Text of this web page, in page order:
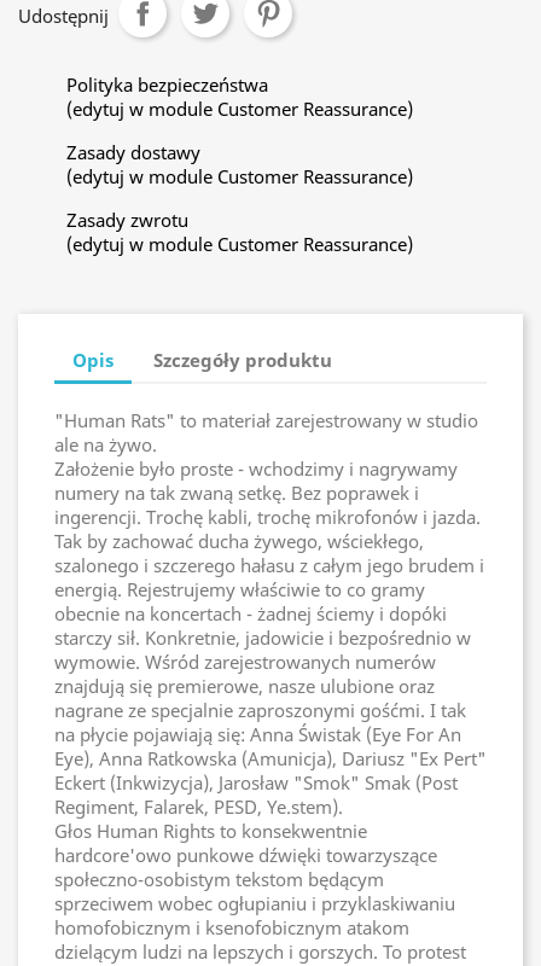
Udostępnij
Polityka bezpieczeństwa
(edytuj w module Customer Reassurance)
Zasady dostawy
(edytuj w module Customer Reassurance)
Zasady zwrotu
(edytuj w module Customer Reassurance)
Opis Szczegóły produktu
"Human Rats" to materiał zarejestrowany w studio
ale na żywo.
Założenie było proste - wchodzimy i nagrywamy
numery na tak zwaną setkę. Bez poprawek i
ingerencji. Trochę kabli, trochę mikrofonów i jazda.
Tak by zachować ducha żywego, wściekłego,
szalonego i szczerego hałasu z całym jego brudem i
energią. Rejestrujemy właściwie to co gramy
obecnie na koncertach - żadnej ściemy i dopóki
starczy sił. Konkretnie, jadowicie i bezpośrednio w
wymowie. Wśród zarejestrowanych numerów
znajdują się premierowe, nasze ulubione oraz
nagrane ze specjalnie zaproszonymi gośćmi. I tak
na płycie pojawiają się: Anna Świstak (Eye For An
Eye), Anna Ratkowska (Amunicja), Dariusz "Ex Pert"
Eckert (Inkwizycja), Jarosław "Smok" Smak (Post
Regiment, Falarek, PESD, Ye.stem).
Głos Human Rights to konsekwentnie
hardcore'owo punkowe dźwięki towarzyszące
społeczno-osobistym tekstom będącym
sprzeciwem wobec ogłupianiu i przyklaskiwaniu
homofobicznym i ksenofobicznym atakom
dzielącym ludzi na lepszych i gorszych. To protest